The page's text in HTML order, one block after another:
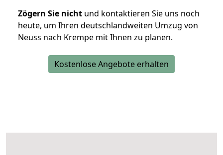
Zögern Sie nicht und kontaktieren Sie uns noch
heute, um Ihren deutschlandweiten Umzug von
Neuss nach Krempe mit Ihnen zu planen.
Kostenlose Angebote erhalten